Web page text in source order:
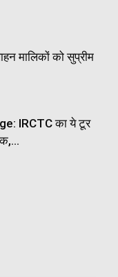
मालिकों को सुप्रीम
IRCTC का ये टूर